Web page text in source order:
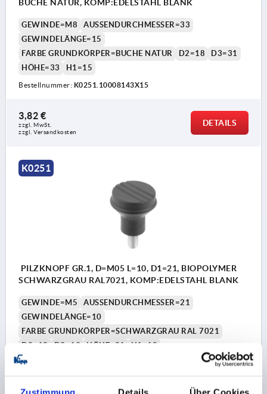
BUCHE NATUR, KOMP:EDELSTAHL BLANK
GEWINDE=M8
AUSSENDURCHMESSER=33
GEWINDELÄNGE=15
FARBE GRUNDKÖRPER=BUCHE NATUR
D2=18
D3=31
HÖHE=33
H1=15
Bestellnummer: K0251.10008143X15
3,82 €
zzgl. MwSt.
zzgl. Versandkosten
DETAILS
K0251
PILZKNOPF GR.1, D=M05 L=10, D1=21, BIOPOLYMER
SCHWARZGRAU RAL7021, KOMP:EDELSTAHL BLANK
GEWINDE=M5
AUSSENDURCHMESSER=21
GEWINDELÄNGE=10
FARBE GRUNDKÖRPER=SCHWARZGRAU RAL 7021
D2=12
D3=19 HÖHE=21 H1=10
Bestellnummer: